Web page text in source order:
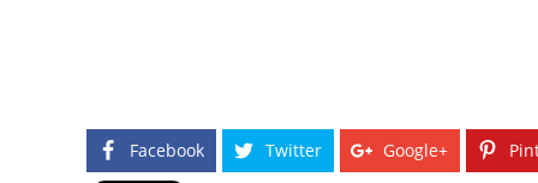
Facebook Twitter Google+